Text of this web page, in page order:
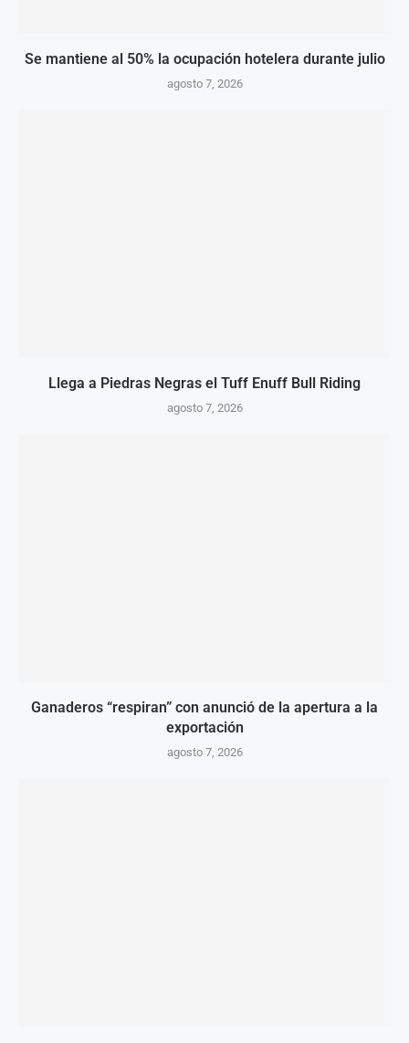
Se mantiene al 50% la ocupación hotelera durante julio
agosto 7, 2026
Llega a Piedras Negras el Tuff Enuff Bull Riding
agosto 7, 2026
Ganaderos “respiran” con anunció de la apertura a la
exportación
agosto 7, 2026